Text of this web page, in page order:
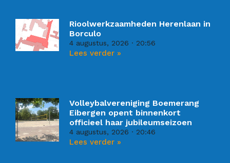
Rioolwerkzaamheden Herenlaan in
Borculo
4 augustus, 2026 20:56
Lees verder »
Volleybalvereniging Boemerang
Eibergen opent binnenkort
officieel haar jubileumseizoen
4 augustus, 2026 20:46
Lees verder »